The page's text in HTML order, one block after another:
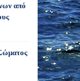
από